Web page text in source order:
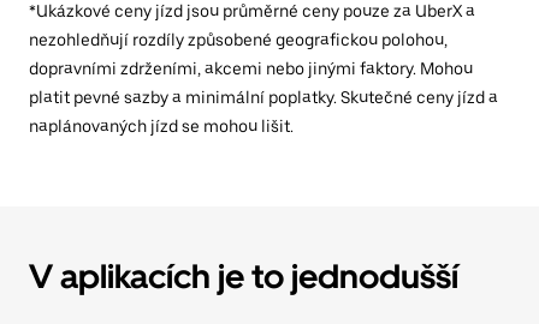
*Ukázkové ceny jízd jsou průměrné ceny pouze za UberX a
nezohledňují rozdíly způsobené geografickou polohou,
dopravními zdrženími, akcemi nebo jinými faktory. Mohou
platit pevné sazby a minimální poplatky. Skutečné ceny jízd a
naplánovaných jízd se mohou lišit.
V aplikacích je to jednodušší